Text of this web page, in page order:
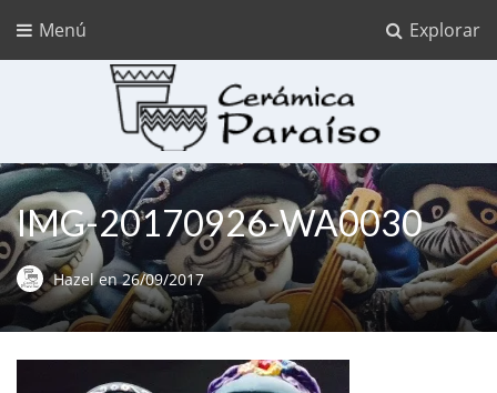
Explorar
Menú
Cerámica Paraíso
Ceramica para pintar
IMG-20170926-WA0030
Hazelen 26/09/2017